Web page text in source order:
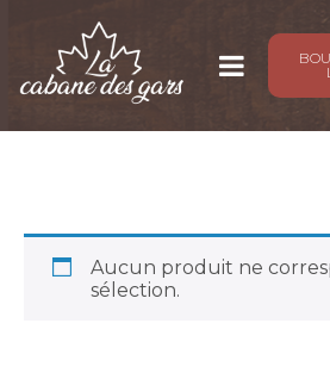
Aucun produit ne
sélection.